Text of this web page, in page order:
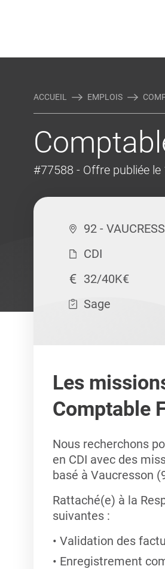
ACCUEIL EMPLOIS
#77588 - Offre publiée
92 -
CDI
32/40K€
Sage
Les
Comptable
Nous recherchons
en CDI avec des
basé à Vaucresson
Rattaché(e) à la
suivantes :
Validation des
Enregistrement